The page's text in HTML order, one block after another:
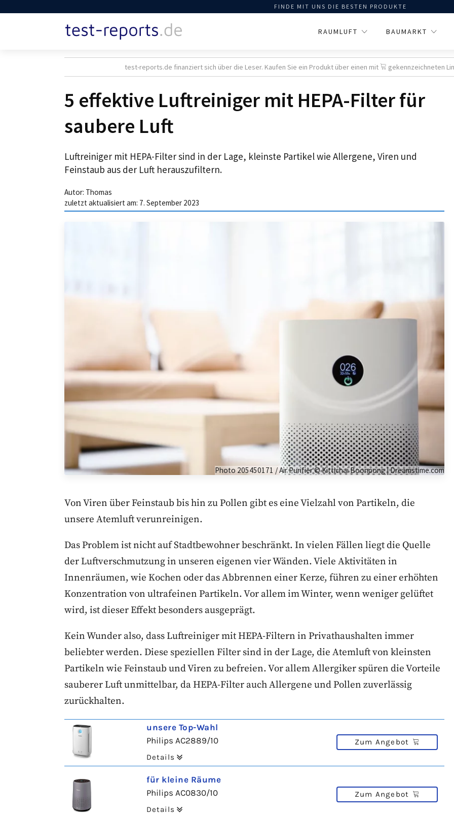
FINDE MIT UNS DIE BESTEN PRODUKTE
RAUMLUFT BAUMARKT
test-reports.de finanziert sich über die Leser. Kaufen Sie ein Produkt über einen mit gekennzeichneten
5 effektive Luftreiniger mit HEPA-Filter für
saubere Luft
Luftreiniger mit HEPA-Filter sind in der Lage, kleinste Partikel wie Allergene, Viren und
Feinstaub aus der Luft herauszufiltern.
Autor: Thomas
zuletzt aktualisiert am: 7. September 2023
Photo 205450171 / Air Purifier © Kittichai Boonpong | Dreamstime.com
Von Viren über Feinstaub bis hin zu Pollen gibt es eine Vielzahl von Partikeln, die
unsere Atemluft verunreinigen.
Das Problem ist nicht auf Stadtbewohner beschränkt. In vielen Fällen liegt die Quelle
der Luftverschmutzung in unseren eigenen vier Wänden. Viele Aktivitäten in
Innenräumen, wie Kochen oder das Abbrennen einer Kerze, führen zu einer erhöhten
Konzentration von ultrafeinen Partikeln. Vor allem im Winter, wenn weniger gelüftet
wird, ist dieser Effekt besonders ausgeprägt.
Kein Wunder also, dass Luftreiniger mit HEPA-Filtern in Privathaushalten immer
beliebter werden. Diese speziellen Filter sind in der Lage, die Atemluft von kleinsten
Partikeln wie Feinstaub und Viren zu befreien. Vor allem Allergiker spüren die Vorteile
sauberer Luft unmittelbar, da HEPA-Filter auch Allergene und Pollen zuverlässig
zurückhalten.
unsere Top-Wahl
Philips AC2889/10
Details
Zum Angebot
für kleine Räume
Philips AC0830/10
Details
Zum Angebot